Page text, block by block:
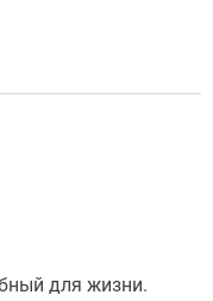
для жизни.